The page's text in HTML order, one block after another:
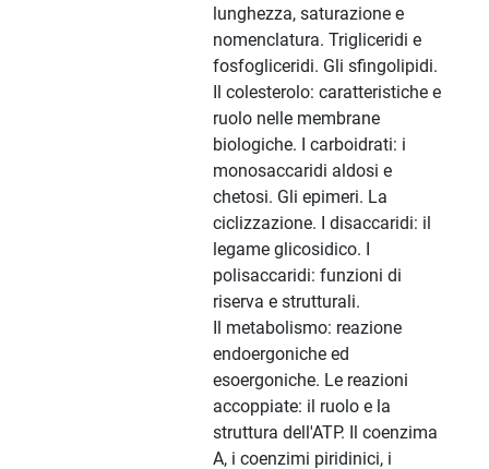
lunghezza, saturazione e
nomenclatura. Trigliceridi e
fosfogliceridi. Gli sfingolipidi.
Il colesterolo: caratteristiche e
ruolo nelle membrane
biologiche. I carboidrati: i
monosaccaridi aldosi e
chetosi. Gli epimeri. La
ciclizzazione. I disaccaridi: il
legame glicosidico. I
polisaccaridi: funzioni di
riserva e strutturali.
Il metabolismo: reazione
endoergoniche ed
esoergoniche. Le reazioni
accoppiate: il ruolo e la
struttura dell'ATP. Il coenzima
A, i coenzimi piridinici, i